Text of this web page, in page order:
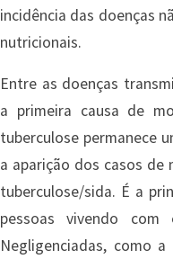
incidência das doenças
nutricionais.
Entre as doenças
a primeira causa de
tuberculose permanece
a aparição dos casos de
tuberculose/sida. É a
pessoas vivendo com
Negligenciadas, como